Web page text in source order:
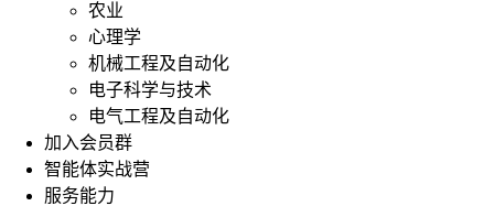
农业
心理学
机械工程及自动化
电子科学与技术
电气工程及自动化
加入会员群
智能体实战营
服务能力